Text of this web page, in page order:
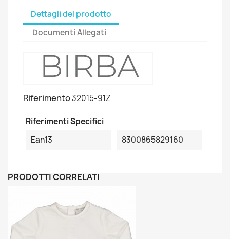
Dettagli del prodotto
Documenti Allegati
Riferimento32015-91Z
Riferimenti Specifici
Ean13
8300865829160
PRODOTTI CORRELATI